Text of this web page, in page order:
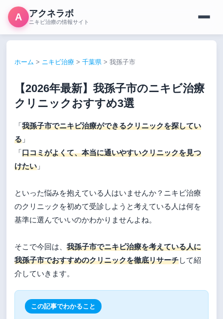
A アクネラボ
ニキビ治療の情報サイト
ホーム > ニキビ治療 >千葉県 >我孫子市
【2026年最新】我孫子市のニキビ治療
クリニックおすすめ3選
「我孫子市でニキビ治療ができるクリニックを探してい
る 」
「口コミがよくて、本当に通いやすいクリニックを見つ
けたい 」
といった悩みを抱えている人はいませんか？ニキビ治療
のクリニックを初めて受診しようと考えている人は何を
基準に選んでいいのかわかりませんよね。
そこで今回は、我孫子市でニキビ治療を考えている人に
我孫子市でおすすめのクリニックを徹底リサーチして紹
介していきます。
この記事でわかること